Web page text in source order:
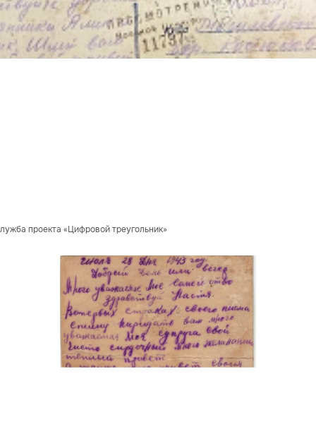
проекта «Цифровой треугольник»